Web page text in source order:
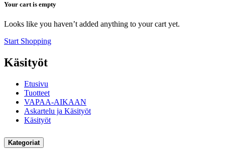
Your cart is empty
Looks like you haven’t added anything to your cart yet.
Start Shopping
Käsityöt
Etusivu
Tuotteet
VAPAA-AIKAAN
Askartelu ja Käsityöt
Käsityöt
Kategoriat